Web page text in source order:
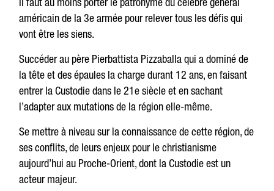
américain de la 3e armée pour relever tous les défis qui
vont être les siens.
Succéder au père Pierbattista Pizzaballa qui a dominé de
la tête et des épaules la charge durant 12 ans, en faisant
entrer la Custodie dans le 21e siècle et en sachant
l’adapter aux mutations de la région elle-même.
Se mettre à niveau sur la connaissance de cette région, de
ses conflits, de leurs enjeux pour le christianisme
aujourd’hui au Proche-Orient, dont la Custodie est un
acteur majeur.